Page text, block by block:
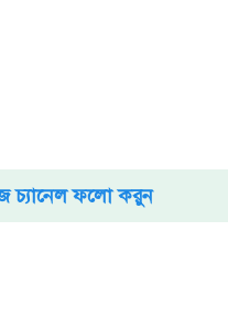
চ্যানেল ফলো করুন